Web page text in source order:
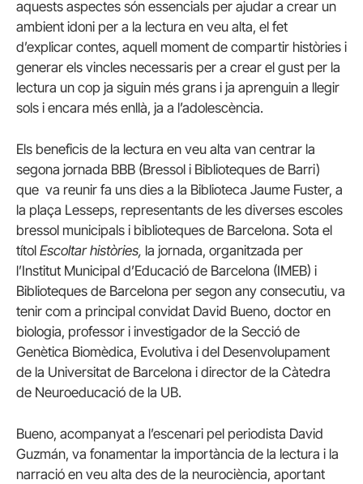
aquests aspectes són essencials per ajudar a crear un
ambient idoni per a la lectura en veu alta, el fet
d’explicar contes, aquell moment de compartir històries i
generar els vincles necessaris per a crear el gust per la
lectura un cop ja siguin més grans i ja aprenguin a llegir
sols i encara més enllà, ja a l’adolescència.
Els beneficis de la lectura en veu alta van centrar la
segona jornada BBB (Bressol i Biblioteques de Barri)
que va reunir fa uns dies a la Biblioteca Jaume Fuster, a
la plaça Lesseps, representants de les diverses escoles
bressol municipals i biblioteques de Barcelona. Sota el
títol Escoltar històries, la jornada, organitzada per
l’Institut Municipal d’Educació de Barcelona (IMEB) i
Biblioteques de Barcelona per segon any consecutiu, va
tenir com a principal convidat David Bueno, doctor en
biologia, professor i investigador de la Secció de
Genètica Biomèdica, Evolutiva i del Desenvolupament
de la Universitat de Barcelona i director de la Càtedra
de Neuroeducació de la UB.
Bueno, acompanyat a l’escenari pel periodista David
Guzmán, va fonamentar la importància de la lectura i la
narració en veu alta des de la neurociència, aportant